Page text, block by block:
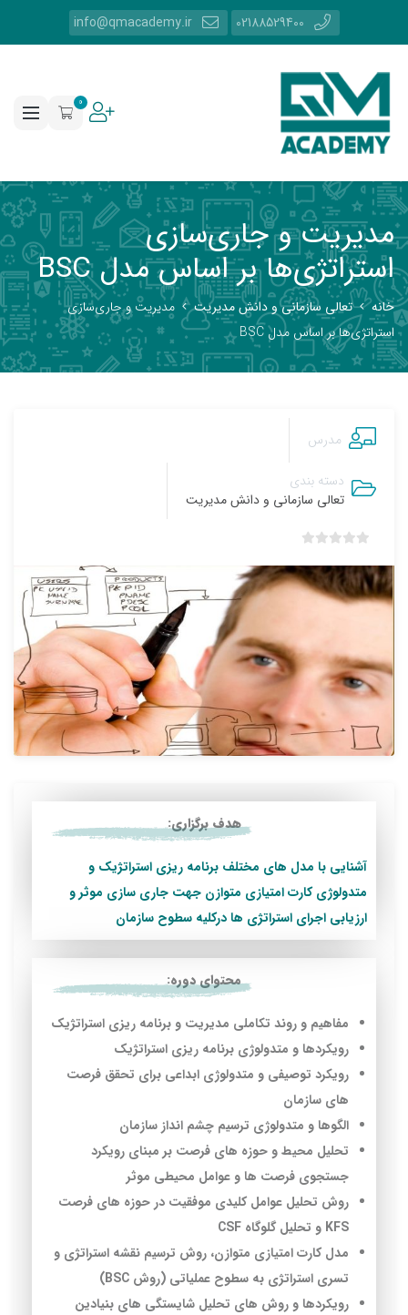
02188529400
info@qmacademy.ir
0
مدیریت و جاری‌سازی
استراتژی‌ها بر اساس مدل BSC
خانه تعالی سازمانی و دانش مدیریت
مدیریت و جاری‌سازی
استراتژی‌ها بر اساس مدل BSC
مدرس
دسته بندی
تعالی سازمانی و دانش مدیریت
د
و
م
ت
ی
ز
ی
هدف برگزاری:
آشنایی با مدل های مختلف برنامه ریزی استراتژیک و
متدولوژی کارت امتيازي متوازن جهت جاري سازي موثر و
ارزیابی اجرای استراتژي ها درکلیه سطوح سازمان
محتوای دوره:
مفاهيم و روند تكاملي مديريت و برنامه ريزي استراتژيك
رويكردها و متدولوژي برنامه ريزي استراتژيك
رويكرد توصيفي و متدولوژي ابداعي براي تحقق فرصت
هاي سازمان
الگوها و متدولوژي ترسيم چشم انداز سازمان
تحليل محيط و حوزه هاي فرصت بر مبناي رويكرد
جستجوي فرصت ها و عوامل محيطي موثر
روش تحليل عوامل كليدي موفقيت در حوزه هاي فرصت
KFS و تحليل گلوگاه CSF
مدل كارت امتيازي متوازن، روش ترسيم نقشه استراتژي و
تسري استراتژي به سطوح عملياتي (روش BSC)
رويكردها و روش هاي تحليل شايستگي های بنيادين